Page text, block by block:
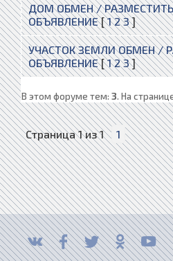
ДОМ ОБМЕН /
ОБЪЯВЛЕНИЕ [1 2 3]
УЧАСТОК ЗЕМЛИ ОБМЕН /
ОБЪЯВЛЕНИЕ [1 2 3]
В этом форуме тем: 3. На
Страница1из1 1